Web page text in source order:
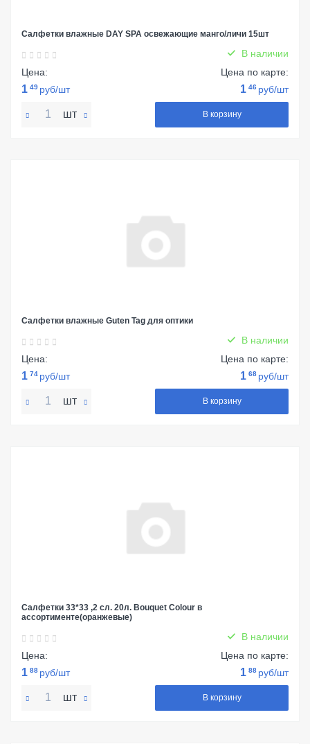
Салфетки влажные DAY SPA освежающие манго/личи 15шт
В наличии
Цена:
1 49 руб/шт
Цена по карте:
1 46 руб/шт
шт В корзину
Салфетки влажные Guten Tag для оптики
В наличии
Цена:
1 74 руб/шт
Цена по карте:
1 68 руб/шт
шт В корзину
Салфетки 33*33 ,2 сл. 20л. Bouquet Colour в
ассортименте(оранжевые)
В наличии
Цена:
1 88 руб/шт
Цена по карте:
1 88 руб/шт
шт В корзину